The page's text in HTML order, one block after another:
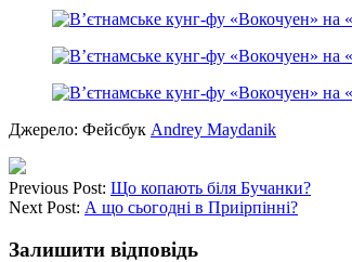
Джерело: Фейсбук Andrey Maydanik
Previous Post: Що копають біля Бучанки?
Next Post: А що сьогодні в Приірпінні?
Залишити відповідь